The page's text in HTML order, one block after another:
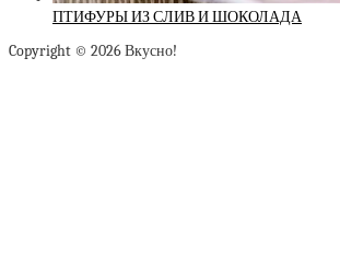
ПТИФУРЫ ИЗ СЛИВ И ШОКОЛАДА
Copyright © 2026 Вкусно!